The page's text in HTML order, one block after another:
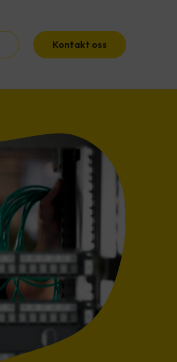
Kontakt oss